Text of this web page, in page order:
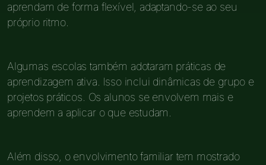
aprendam de forma flexível, adaptando-se ao seu
próprio ritmo.
Algumas escolas também adotaram práticas de
aprendizagem ativa. Isso inclui dinâmicas de grupo e
projetos práticos. Os alunos se envolvem mais e
aprendem a aplicar o que estudam.
Além disso, o envolvimento familiar tem mostrado